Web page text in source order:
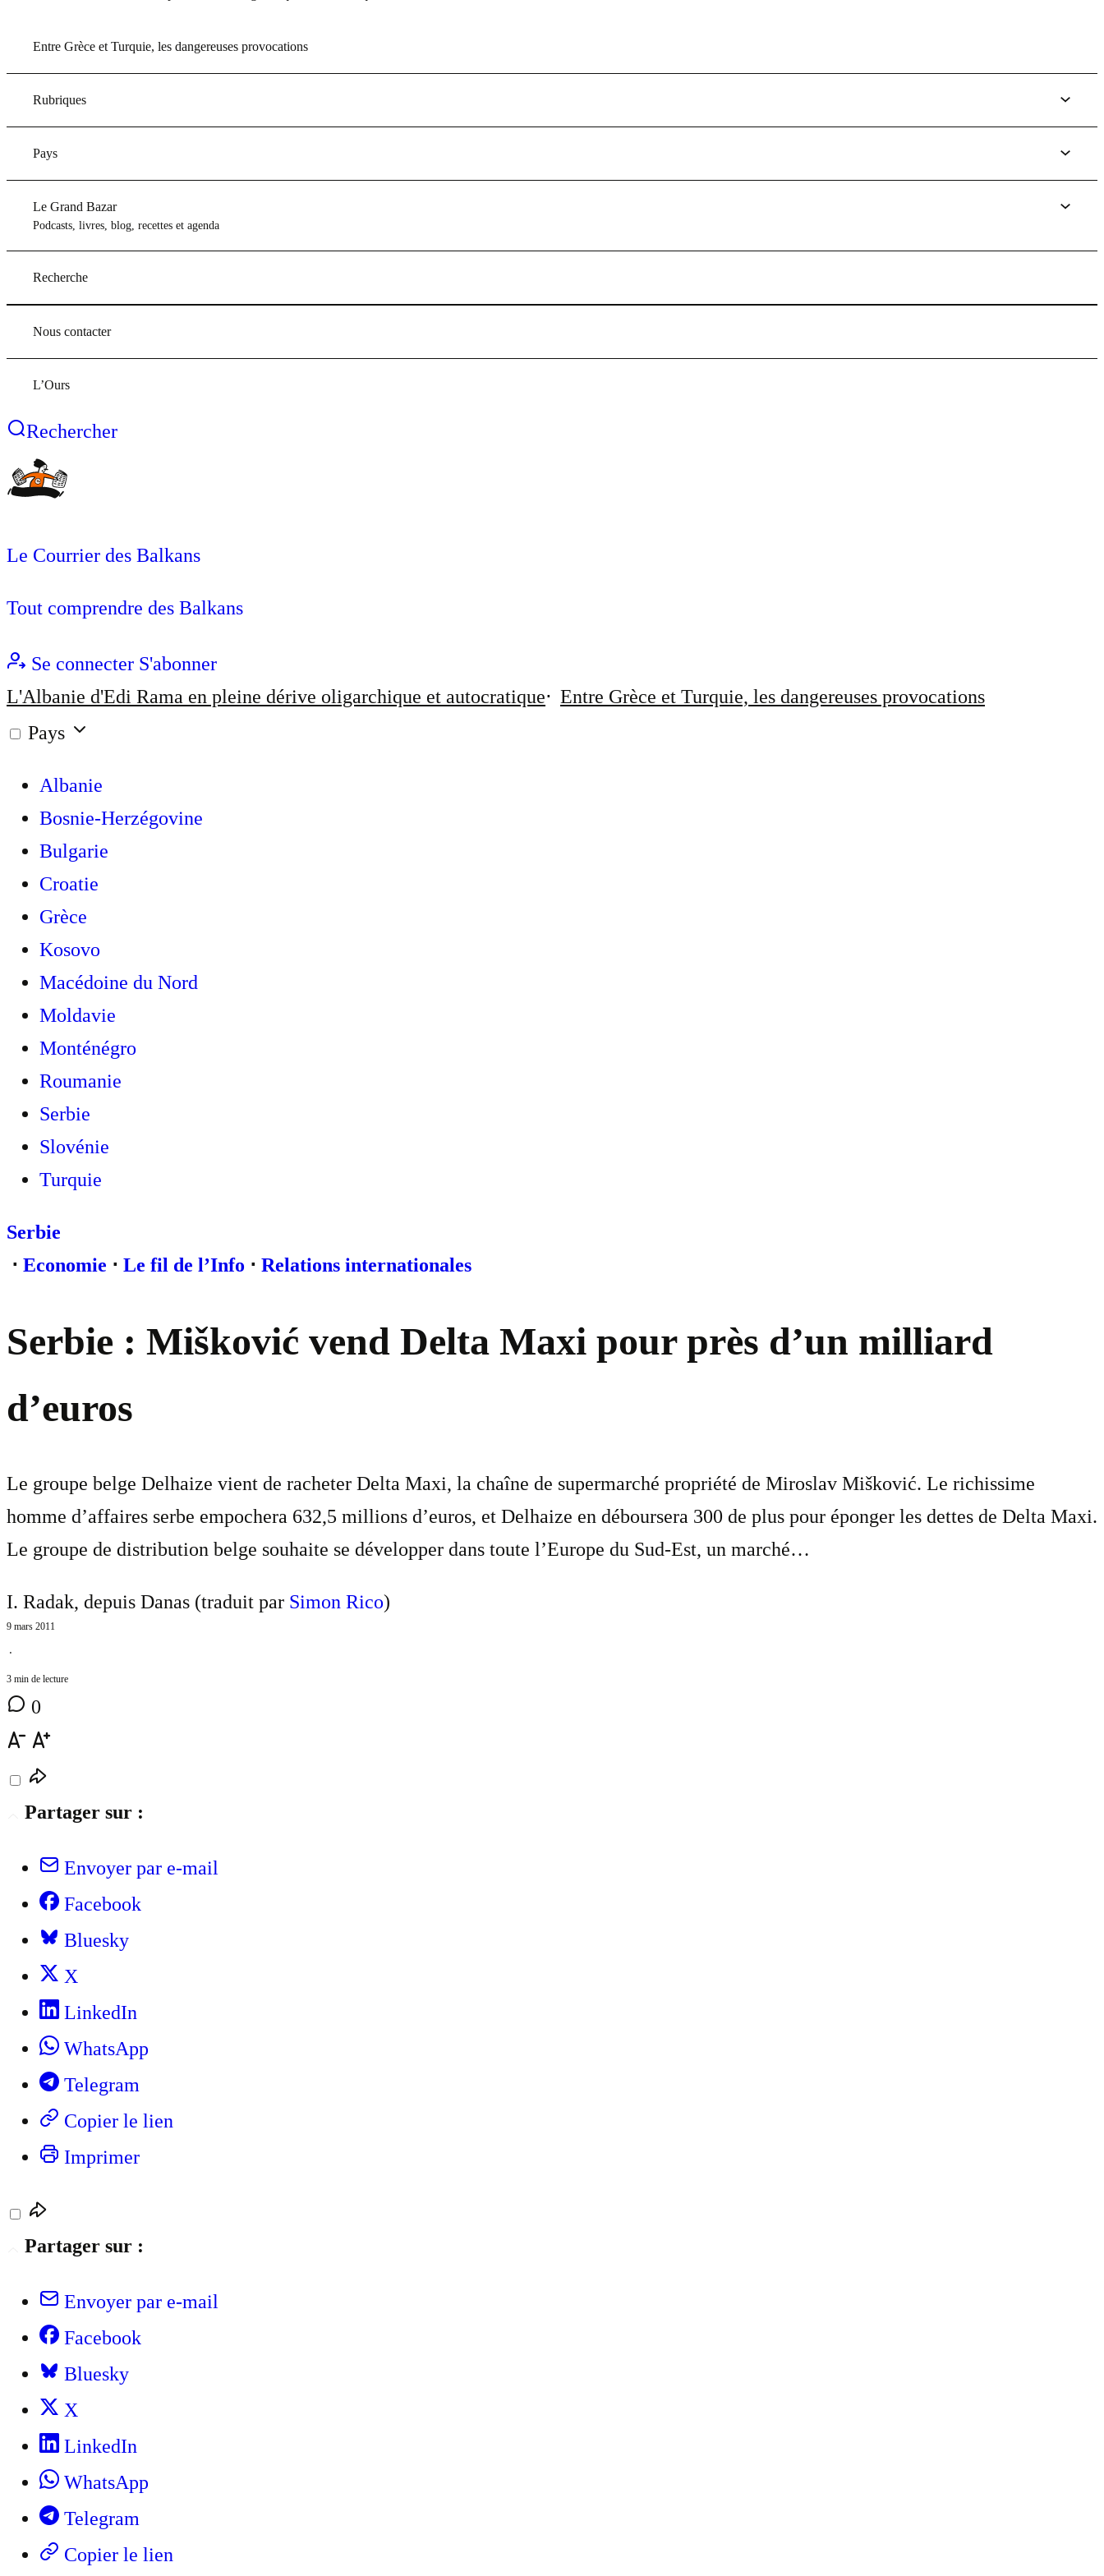
Entre Grèce et Turquie, les dangereuses provocations
Rubriques
Pays
Le Grand Bazar
Podcasts, livres, blog, recettes et agenda
Recherche
Nous contacter
L’Ours
Rechercher
Le Courrier des Balkans
Tout comprendre des Balkans
Se connecter S'abonner
L'Albanie d'Edi Rama en pleine dérive oligarchique et autocratique
Entre Grèce et Turquie, les dangereuses provocations
Pays
Albanie
Bosnie-Herzégovine
Bulgarie
Croatie
Grèce
Kosovo
Macédoine du Nord
Moldavie
Monténégro
Roumanie
Serbie
Slovénie
Turquie
Serbie
⋅ Economie ⋅ Le fil de l’Info ⋅ Relations internationales
Serbie : Mišković vend Delta Maxi pour près d’un milliard
d’euros
Le groupe belge Delhaize vient de racheter Delta Maxi, la chaîne de supermarché propriété de Miroslav Mišković. Le richissime
homme d’affaires serbe empochera 632,5 millions d’euros, et Delhaize en déboursera 300 de plus pour éponger les dettes de Delta Maxi.
Le groupe de distribution belge souhaite se développer dans toute l’Europe du Sud-Est, un marché…
I. Radak, depuis Danas (traduit par Simon Rico)
9 mars 2011
⋅
3 min de lecture
0
Partager sur :
Envoyer par e-mail
Facebook
Bluesky
X
LinkedIn
WhatsApp
Telegram
Copier le lien
Imprimer
Partager sur :
Envoyer par e-mail
Facebook
Bluesky
X
LinkedIn
WhatsApp
Telegram
Copier le lien